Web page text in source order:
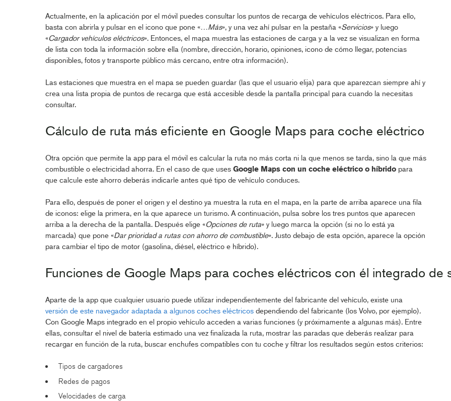
Actualmente, en la aplicación por el móvil puedes consultar los puntos de recarga de vehículos eléctricos. Para ello,
basta con abrirla y pulsar en el icono que pone «…Más», y una vez ahí pulsar en la pestaña «Servicios» y luego
«Cargador vehículos eléctricos». Entonces, el mapa muestra las estaciones de carga y a la vez se visualizan en forma
de lista con toda la información sobre ella (nombre, dirección, horario, opiniones, icono de cómo llegar, potencias
disponibles, fotos y transporte público más cercano, entre otra información).
Las estaciones que muestra en el mapa se pueden guardar (las que el usuario elija) para que aparezcan siempre ahí y
crea una lista propia de puntos de recarga que está accesible desde la pantalla principal para cuando la necesitas
consultar.
Cálculo de ruta más eficiente en Google Maps para coche eléctrico
Otra opción que permite la app para el móvil es calcular la ruta no más corta ni la que menos se tarda, sino la que más
combustible o electricidad ahorra. En el caso de que uses Google Maps con un coche eléctrico o híbridopara
que calcule este ahorro deberás indicarle antes qué tipo de vehículo conduces.
Para ello, después de poner el origen y el destino ya muestra la ruta en el mapa, en la parte de arriba aparece una fila
de iconos: elige la primera, en la que aparece un turismo. A continuación, pulsa sobre los tres puntos que aparecen
arriba a la derecha de la pantalla. Después elige «Opciones de ruta» y luego marca la opción (si no lo está ya
marcada) que pone «Dar prioridad a rutas con ahorro de combustible». Justo debajo de esta opción, aparece la opción
para cambiar el tipo de motor (gasolina, diésel, eléctrico e híbrido).
Funciones de Google Maps para coches eléctricos con él integrado de
Aparte de la app que cualquier usuario puede utilizar independientemente del fabricante del vehículo, existe una
versión de este navegador adaptada a algunos coches eléctricosdependiendo del fabricante (los Volvo, por ejemplo).
Con Google Maps integrado en el propio vehículo acceden a varias funciones (y próximamente a algunas más). Entre
ellas, consultar el nivel de batería estimado una vez finalizada la ruta, mostrar las paradas que deberás realizar para
recargar en función de la ruta, buscar enchufes compatibles con tu coche y filtrar los resultados según estos criterios:
Tipos de cargadores
Redes de pagos
Velocidades de carga